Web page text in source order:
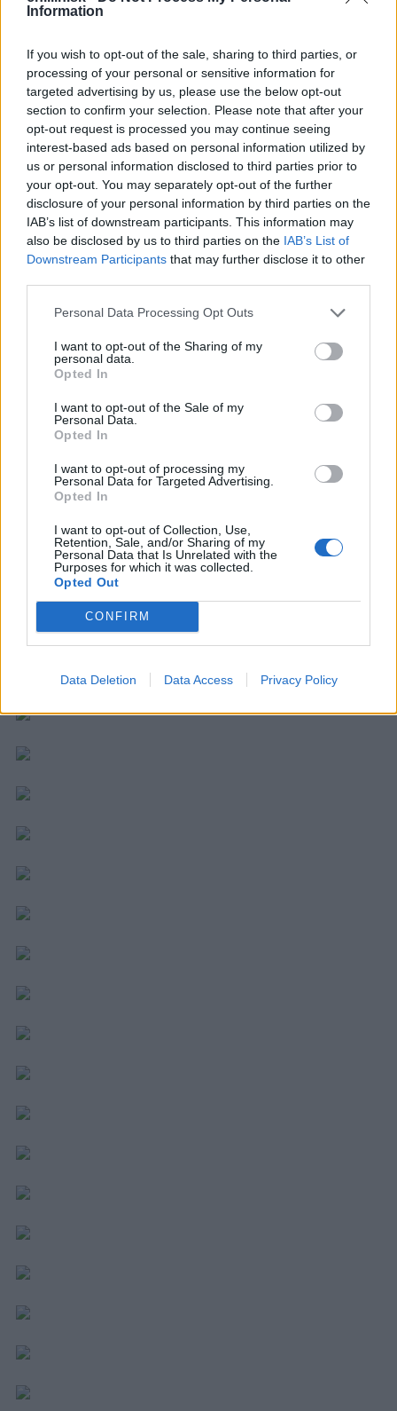
Information
If you wish to opt-out of the sale, sharing to third parties, or
processing of your personal or sensitive information for
targeted advertising by us, please use the below opt-out
section to confirm your selection. Please note that after your
opt-out request is processed you may continue seeing
interest-based ads based on personal information utilized by
us or personal information disclosed to third parties prior to
your opt-out. You may separately opt-out of the further
disclosure of your personal information by third parties on the
IAB’s list of downstream participants. This information may
also be disclosed by us to third parties on the IAB’s List of
Downstream Participants that may further disclose it to other
Personal Data Processing Opt Outs
I want to opt-out of the Sharing of my
personal data.
Opted In
I want to opt-out of the Sale of my
Personal Data.
Opted In
I want to opt-out of processing my
Personal Data for Targeted Advertising.
Opted In
I want to opt-out of Collection, Use,
Retention, Sale, and/or Sharing of my
Personal Data that Is Unrelated with the
Purposes for which it was collected.
Opted Out
CONFIRM
Data Deletion Data Access Privacy Policy
pôdorys nového bytu
a
h
f
o
r